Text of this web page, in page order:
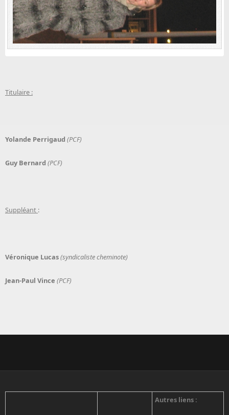
Titulaire :
Yolande Perrigaud (PCF)
Guy Bernard (PCF)
Suppléant :
Véronique Lucas(syndicaliste cheminote)
Jean-Paul Vince (PCF)
Autres liens :